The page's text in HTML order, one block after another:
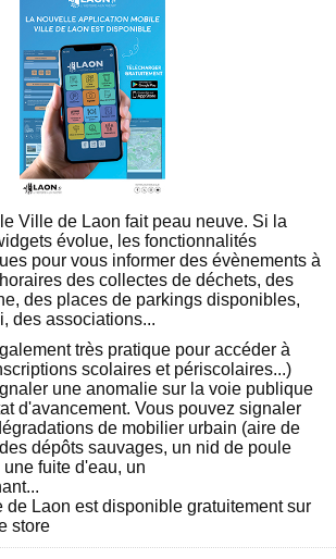
Ville de Laon fait peau neuve. Si la
évolue, les fonctionnalités
pour vous informer des évènements à
des collectes de déchets, des
des places de parkings disponibles,
des associations...
très pratique pour accéder à
scolaires et périscolaires...)
une anomalie sur la voie publique
d'avancement. Vous pouvez signaler
de mobilier urbain (aire de
dépôts sauvages, un nid de poule
fuite d'eau, un
de Laon est disponible gratuitement sur
store